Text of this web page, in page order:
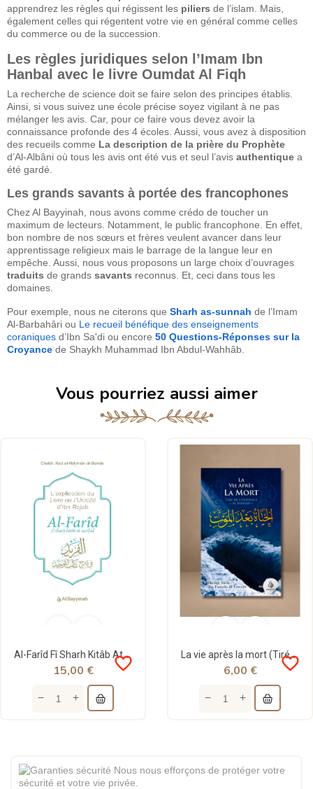
apprendrez les règles qui régissent les piliers de l’islam. Mais,
également celles qui régentent votre vie en général comme celles
du commerce ou de la succession.
Les règles juridiques selon l’Imam Ibn
Hanbal avec le livre Oumdat Al Fiqh
La recherche de science doit se faire selon des principes établis.
Ainsi, si vous suivez une école précise soyez vigilant à ne pas
mélanger les avis. Car, pour ce faire vous devez avoir la
connaissance profonde des 4 écoles. Aussi, vous avez à disposition
des recueils comme La description de la prière du Prophète
d’Al-Albâni où tous les avis ont été vus et seul l’avis authentique a
été gardé.
Les grands savants à portée des francophones
Chez Al Bayyinah, nous avons comme crédo de toucher un
maximum de lecteurs. Notamment, le public francophone. En effet,
bon nombre de nos sœurs et frères veulent avancer dans leur
apprentissage religieux mais le barrage de la langue leur en
empêche. Aussi, nous vous proposons un large choix d’ouvrages
traduits de grands savants reconnus. Et, ceci dans tous les
domaines.
Pour exemple, nous ne citerons que Sharh as-sunnah de l’Imam
Al-Barbahâri ou Le recueil bénéfique des enseignements
coraniques d’Ibn Sa'di ou encore 50 Questions-Réponses sur la
Croyance de Shaykh Muhammad Ibn Abdul-Wahhâb.
Vous pourriez aussi aimer
Al-Farîd Fî Sharh Kitâb At-Tawhîd - Ibn Rajab Al-Hanbalî - Al Bayyinah
favorite_border
15,00 €
La vie après la mort (Tiré d'Al-Irshad) - Shaykh Al-Fawzân - Al Bayyinah
favorite_border
6,00 €